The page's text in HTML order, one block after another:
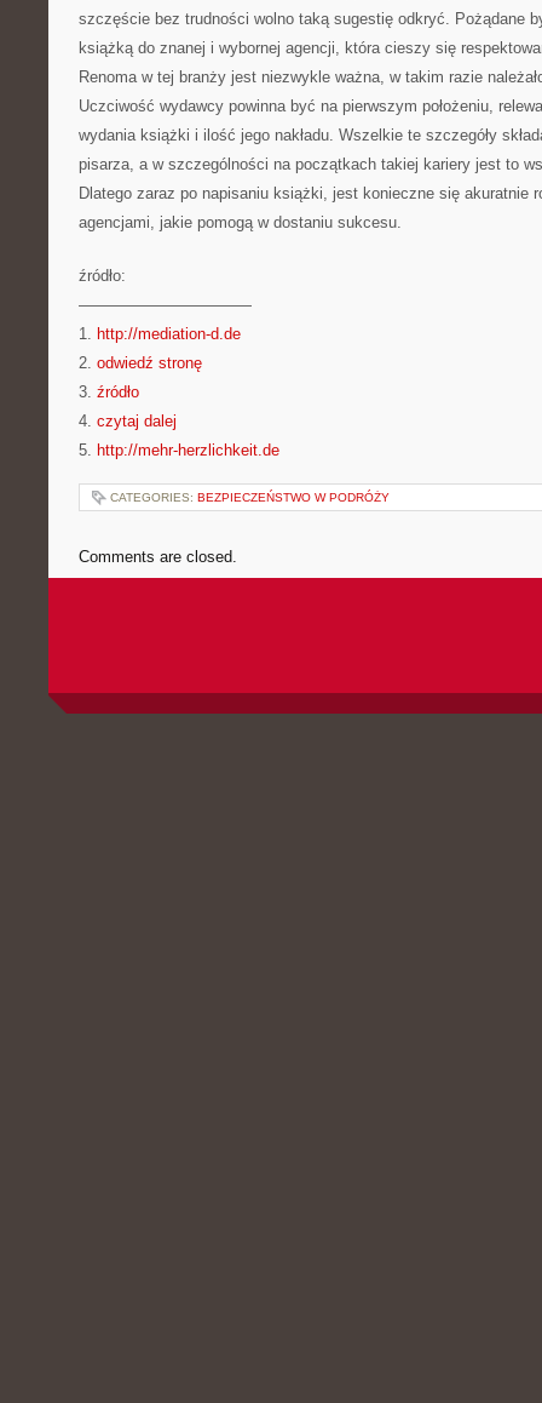
szczęście bez trudności wolno taką sugestię odkryć. Pożądane
książką do znanej i wybornej agencji, która cieszy się
Renoma w tej branży jest niezwykle ważna, w takim razie
Uczciwość wydawcy powinna być na pierwszym położeniu,
wydania książki i ilość jego nakładu. Wszelkie te szczegóły
pisarza, a w szczególności na początkach takiej kariery jest to
Dlatego zaraz po napisaniu książki, jest konieczne się akuratnie
agencjami, jakie pomogą w dostaniu sukcesu.
źródło:
———————————
1. http://mediation-d.de
2. odwiedź stronę
3. źródło
4. czytaj dalej
5. http://mehr-herzlichkeit.de
CATEGORIES: BEZPIECZEŃSTWO W PODRÓŻY
Comments are closed.